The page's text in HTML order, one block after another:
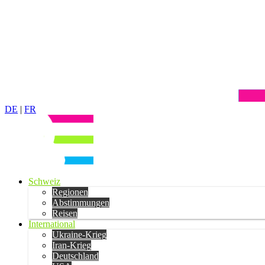
DE | FR
Schweiz
Regionen
Abstimmungen
Reisen
International
Ukraine-Krieg
Iran-Krieg
Deutschland